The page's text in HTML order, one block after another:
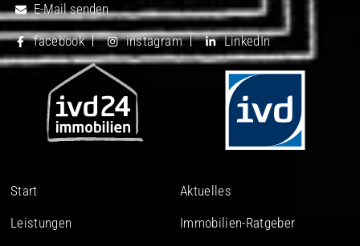
E-Mail senden
facebook
instagram LinkedIn
Start
Aktuelles
Leistungen
Immobilien-Ratgeber